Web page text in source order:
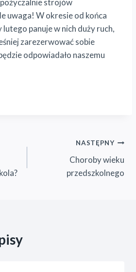
uwaga! W okresie od końca
lutego panuje w nich duży ruch,
zarezerwować sobie
odpowiadało naszemu
NASTĘPNY
Choroby wieku
przedszkolnego